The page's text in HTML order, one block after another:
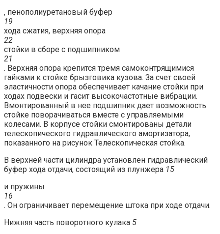
, пенополиуретановый буфер
19
хода сжатия, верхняя опора
22
стойки в сборе с подшипником
21
. Верхняя опора крепится тремя самоконтрящимися
гайками к стойке брызговика кузова. За счет своей
эластичности опора обеспечивает качание стойки при
ходах подвески и гасит высокочастотные вибрации.
Вмонтированный в нее подшипник дает возможность
стойке поворачиваться вместе с управляемыми
колесами. В корпусе стойки смонтированы детали
телескопического гидравлического амортизатора,
показанного на рисунок Телескопическая стойка.
В верхней части цилиндра установлен гидравлический
буфер хода отдачи, состоящий из плунжера 15
и пружины
16
. Он ограничивает перемещение штока при ходе отдачи.
Нижняя часть поворотного кулака 5